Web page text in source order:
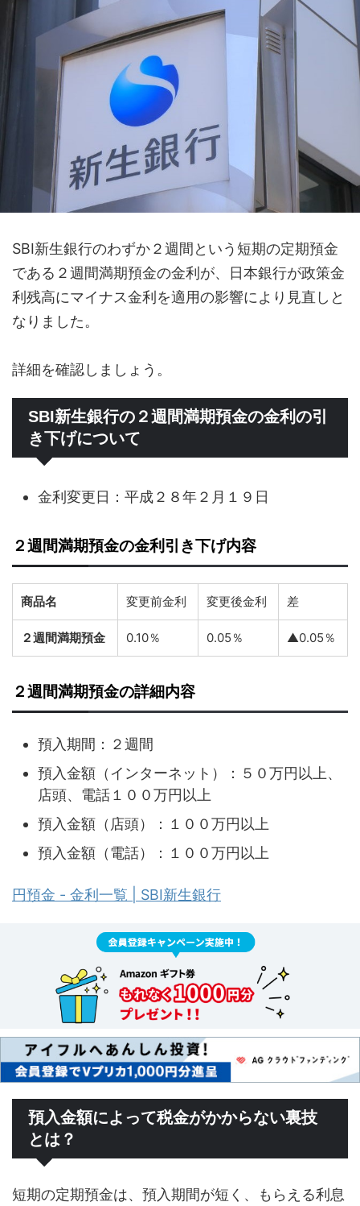
SBI新生銀行のわずか２週間という短期の定期預金
である２週間満期預金の金利が、日本銀行が政策金
利残高にマイナス金利を適用の影響により見直しと
なりました。
詳細を確認しましょう。
SBI新生銀行の２週間満期預金の金利の引
き下げについて
金利変更日：平成２８年２月１９日
２週間満期預金の金利引き下げ内容
商品名 変更前金利 変更後金利 差
２週間満期預金 0.10％ 0.05％ ▲0.05％
２週間満期預金の詳細内容
預入期間：２週間
預入金額（インターネット）：５０万円以上、
店頭、電話１００万円以上
預入金額（店頭）：１００万円以上
預入金額（電話）：１００万円以上
円預金 - 金利一覧 | SBI新生銀行
預入金額によって税金がかからない裏技
とは？
短期の定期預金は、預入期間が短く、もらえる利息